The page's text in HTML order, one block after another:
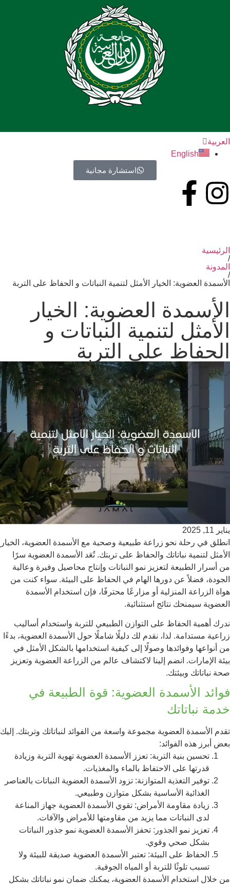
العربية
English
استشارة مجانية
الرئيسية
/
المدونة
/
الأسمدة العضوية: الخيار الأمثل لتنمية النباتات و الحفاظ على التربة
الأسمدة العضوية: الخيار
الأمثل لتنمية النباتات و
الحفاظ على التربة
يناير 11, 2025
انطلق في رحلة نحو زراعة طبيعية وصحية مع الأسمدة العضوية، الخيار
الأمثل لتنمية نباتاتك والحفاظ على تربتك. تُعَد الأسمدة العضوية سرًا
من أسرار الطبيعة لتعزيز نمو النباتات وإنتاج محاصيل وفيرة وعالية
الجودة، فضلاً عن دورها الهام في الحفاظ على البيئة. سواء كنت من
هواة الزراعة المنزلية أو مزارعًا محترفًا، فإن استخدام الأسمدة
العضوية سيمنحك نتائج استثنائية.
ندرك أهمية الحفاظ على التوازن الطبيعي للتربة واستخدام أساليب
زراعية مستدامة. لذا، نقدم لك دليلًا شاملًا حول الأسمدة العضوية، بدءًا
من أنواعها وفوائدها وصولًا إلى كيفية استخدامها بالشكل الأمثل في
بيئة الإمارات. انضم إلينا لاكتشاف عالم من الزراعة العضوية وتعزيز
صحة نباتاتك وبيئتك.
فوائد الأسمدة العضوية: قوة الطبيعة في
خدمة نباتاتك
تقدم الأسمدة العضوية مجموعة واسعة من الفوائد لنباتاتك وتربتك. إليك
بعض أبرز هذه الفوائد:
تحسين بنية التربة: تعزز الأسمدة العضوية تهوية التربة وزيادة
قدرتها على الاحتفاظ بالماء والمغذيات.
توفير التغذية المتوازنة: تزود الأسمدة العضوية النباتات بالعناصر
الغذائية الأساسية بشكل متوازن وطبيعي.
زيادة مقاومة الأمراض: تقوي الأسمدة العضوية جهاز المناعة
لدى النباتات مما يزيد من مقاومتها للأمراض والآفات.
تعزيز نمو الجذور: تحفز الأسمدة العضوية نمو جذور النباتات
بشكل صحي وقوي.
الحفاظ على البيئة: تعتبر الأسمدة العضوية صديقة للبيئة ولا
تسبب تلوثًا للتربة أو المياه الجوفية.
من خلال استخدام الأسمدة العضوية، يمكنك ضمان نمو نباتاتك بشكل